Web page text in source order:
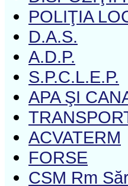
POLIŢIA
D.A.S.
A.D.P.
S.P.C.L.E.P.
APA ŞI
ACVATERM
FORSE
CSM Rm